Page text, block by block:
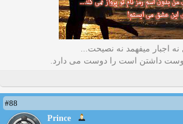
نه اجبار میفهمد نه نصیحت...
دوست داشتن است را دوست می دارد.
#88
Prince